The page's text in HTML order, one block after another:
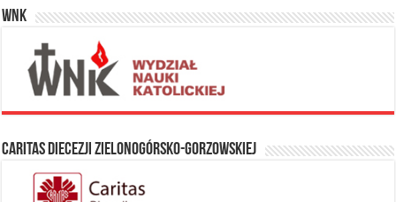
WNK
Caritas Diecezji Zielonogórsko-Gorzowskiej